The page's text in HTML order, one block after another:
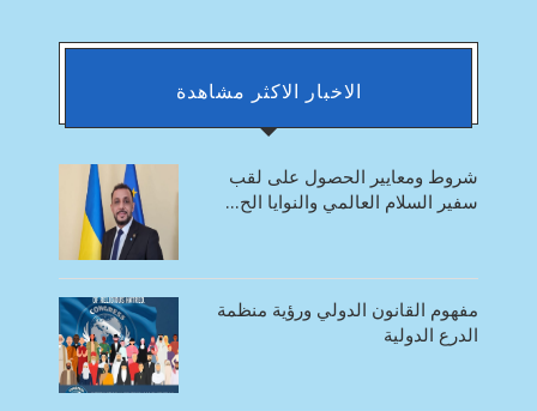
الاخبار الاكثر مشاهدة
شروط ومعايير الحصول على لقب
سفير السلام العالمي والنوايا الح...
مفهوم القانون الدولي ورؤية منظمة
الدرع الدولية